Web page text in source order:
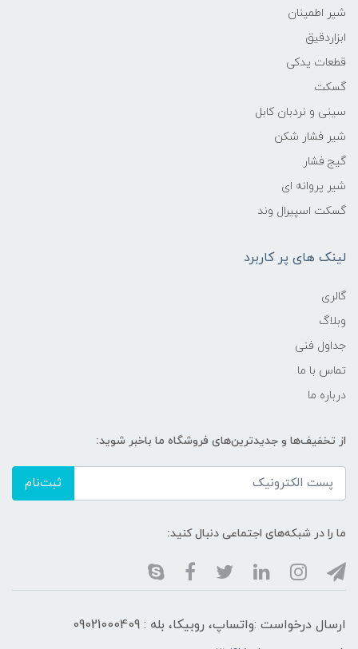
شیر اطمینان
ابزاردقیق
قطعات یدکی
گسکت
سینی و نردبان کابل
شیر فشار شکن
گیج فشار
شیر پروانه ای
گسکت اسپیرال وند
لینک های پر کاربرد
گالری
وبلاگ
جداول فنی
تماس با ما
درباره ما
از تخفیف‌ها و جدیدترین‌های فروشگاه ما باخبر شوید:
ثبت‌نام
ما را در شبکه‌های اجتماعی دنبال کنید:
ارسال درخواست :واتساپ، روبیکا، بله : 09021000409